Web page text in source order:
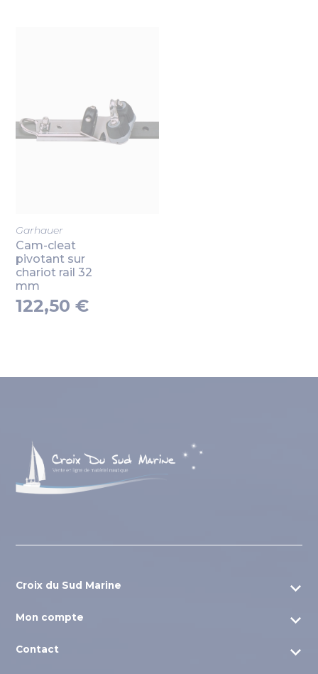
Garhauer
Cam-cleat
pivotant sur
chariot rail 32
mm
122,50 €
Croix du Sud Marine
Nos sites amis
Nos ambassadeurs
Mon compte
Mon compte
Contact